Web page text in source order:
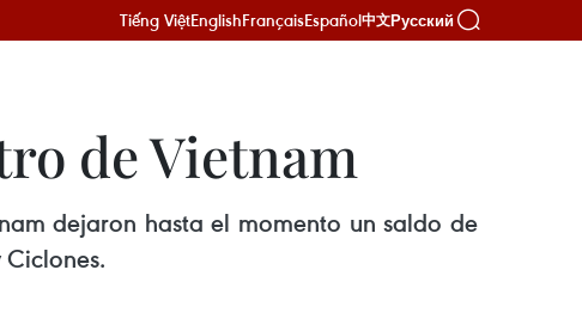
Tiếng ViệtEnglishFrançaisEspañol中文Русский
de Vietnam
dejaron hasta el momento un saldo de